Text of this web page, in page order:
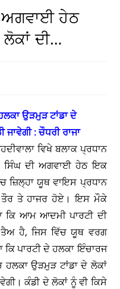
ਅਗਵਾਈ ਹੇਠ
ਦੀ…
ਉੜਮੁੜ ਟਾਂਡਾ ਦੇ
: ਚੌਧਰੀ ਰਾਜਾ
ਵਿਖੇ ਬਲਾਕ ਪ੍ਰਧਾਨ
ਸਿੰਘ ਦੀ ਅਗਵਾਈ ਹੇਠ ਇਕ
ਜ਼ਿਲ੍ਹਾ ਯੂਥ ਵਾਇਸ ਪ੍ਰਧਾਨ
ਤੌਰ ਤੇ ਹਾਜਰ ਹੋਏ। ਇਸ ਮੌਕੇ
ਕਿ ਆਮ ਆਦਮੀ ਪਾਰਟੀ ਦੀ
ਤੈਅ ਹੈ, ਜਿਸ ਵਿੱਚ ਯੂਥ ਵਰਗ
ਪਾਰਟੀ ਦੇ ਹਲਕਾ ਇੰਚਾਰਜ
ਹਲਕਾ ਉੜਮੁੜ ਟਾਂਡਾ ਦੇ ਲੋਕਾਂ
ਕੰਡੀ ਦੇ ਲੋਕਾਂ ਨੂੰ ਵੀ ਕਿਸੇ